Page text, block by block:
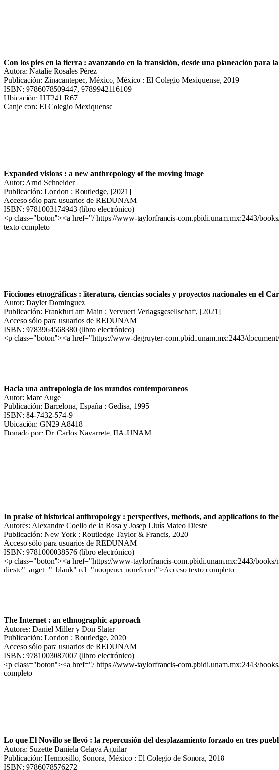
Con los pies en la tierra : avanzando en la transición, desde una planeación para
Autora: Natalie Rosales Pérez
Publicación: Zinacantepec, México, México : El Colegio Mexiquense, 2019
ISBN: 9786078509447, 9789942116109
Ubicación: HT241 R67
Canje con: El Colegio Mexiquense
Expanded visions : a new anthropology of the moving image
Autor: Arnd Schneider
Publicación: London : Routledge, [2021]
Acceso sólo para usuarios de REDUNAM
ISBN: 9781003174943 (libro electrónico)
<p class="boton"><a href="/ https://www-taylorfrancis-com.pbidi.unam.mx:2443/
texto completo
Ficciones etnográficas : literatura, ciencias sociales y proyectos nacionales en el
Autor: Daylet Domínguez
Publicación: Frankfurt am Main : Vervuert Verlagsgesellschaft, [2021]
Acceso sólo para usuarios de REDUNAM
ISBN: 9783964568380 (libro electrónico)
<p class="boton"><a href="https://www-degruyter-com.pbidi.unam.mx:2443/
Hacia una antropologia de los mundos contemporaneos
Autor: Marc Auge
Publicación: Barcelona, España : Gedisa, 1995
ISBN: 84-7432-574-9
Ubicación: GN29 A8418
Donado por: Dr. Carlos Navarrete, IIA-UNAM
In praise of historical anthropology : perspectives, methods, and applications to
Autores: Alexandre Coello de la Rosa y Josep Lluís Mateo Dieste
Publicación: New York : Routledge Taylor & Francis, 2020
Acceso sólo para usuarios de REDUNAM
ISBN: 9781000038576 (libro electrónico)
<p class="boton"><a href="https://www-taylorfrancis-com.pbidi.unam.mx:2443/
dieste" target="_blank" rel="noopener noreferrer">Acceso texto completo
The Internet : an ethnographic approach
Autores: Daniel Miller y Don Slater
Publicación: London : Routledge, 2020
Acceso sólo para usuarios de REDUNAM
ISBN: 9781003087007 (libro electrónico)
<p class="boton"><a href="/ https://www-taylorfrancis-com.pbidi.unam.mx:2443/
completo
Lo que El Novillo se llevó : la repercusión del desplazamiento forzado en tres
Autora: Suzette Daniela Celaya Aguilar
Publicación: Hermosillo, Sonora, México : El Colegio de Sonora, 2018
ISBN: 9786078576272